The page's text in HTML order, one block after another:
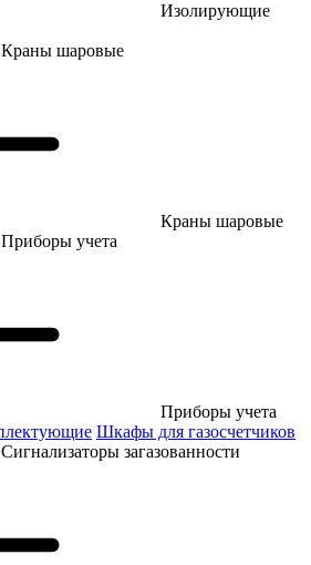
Изолирующие
Краны шаровые
Краны шаровые
Приборы учета
Приборы учета
Шкафы для газосчетчиков
Сигнализаторы загазованности